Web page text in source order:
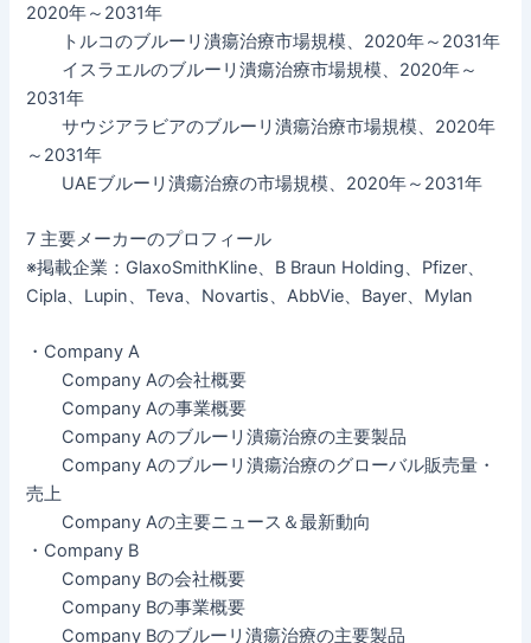
2020年～2031年
トルコのブルーリ潰瘍治療市場規模、2020年～2031年
イスラエルのブルーリ潰瘍治療市場規模、2020年～
2031年
サウジアラビアのブルーリ潰瘍治療市場規模、2020年
～2031年
UAEブルーリ潰瘍治療の市場規模、2020年～2031年
7 主要メーカーのプロフィール
※掲載企業：GlaxoSmithKline、B Braun Holding、Pfizer、
Cipla、Lupin、Teva、Novartis、AbbVie、Bayer、Mylan
・Company A
Company Aの会社概要
Company Aの事業概要
Company Aのブルーリ潰瘍治療の主要製品
Company Aのブルーリ潰瘍治療のグローバル販売量・
売上
Company Aの主要ニュース＆最新動向
・Company B
Company Bの会社概要
Company Bの事業概要
Company Bのブルーリ潰瘍治療の主要製品